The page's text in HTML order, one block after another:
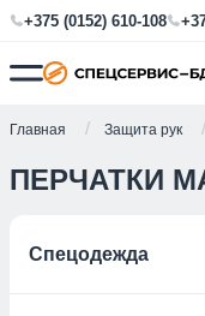
+375 (0152) 610-108
Главная Защита рук
ПЕРЧАТКИ
Спецодежда